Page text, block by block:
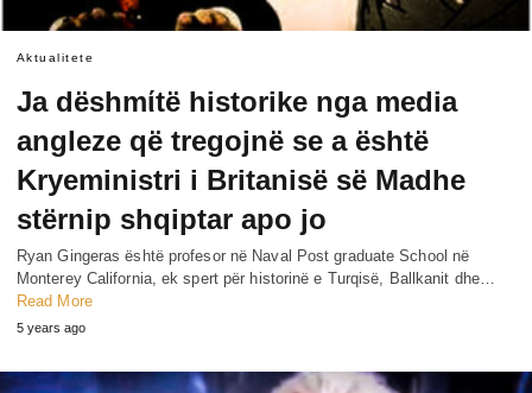
Aktualitete
Ja dëshmίtë historike nga media
angleze që tregojnë se a është
Kryeministri i Britanisë së Madhe
stërnip shqiptar apo jo
Ryan Gingeras është profesor në Naval Post graduate School në
Monterey California, ek spert për historinë e Turqisë, Ballkanit dhe…
Read More
5 years ago